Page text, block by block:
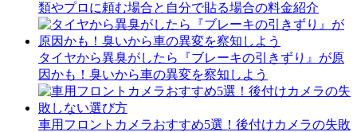
類やプロに頼む場合と自分で貼る場合の料金紹介
タイヤから異臭がしたら『ブレーキの引きずり』が原
因かも！臭いから車の異変を察知しよう
車用フロントカメラおすすめ5選！後付けカメラの失敗